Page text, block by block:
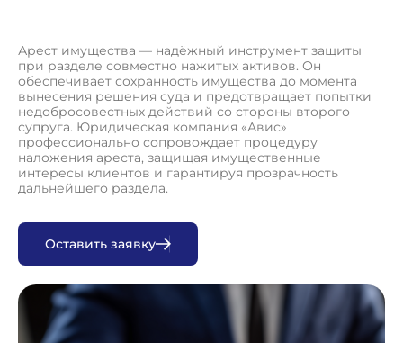
Арест имущества — надёжный инструмент защиты
при разделе совместно нажитых активов. Он
обеспечивает сохранность имущества до момента
вынесения решения суда и предотвращает попытки
недобросовестных действий со стороны второго
супруга. Юридическая компания «Авис»
профессионально сопровождает процедуру
наложения ареста, защищая имущественные
интересы клиентов и гарантируя прозрачность
дальнейшего раздела.
Оставить заявку